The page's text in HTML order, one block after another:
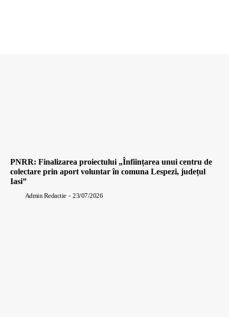
PNRR: Finalizarea proiectului „Înființarea unui centru de
colectare prin aport voluntar în comuna Lespezi, județul
Iasi”
Admin Redactie - 23/07/2026